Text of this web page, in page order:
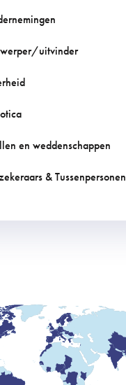
uitvinder
en weddenschappen
& Tussenpersonen